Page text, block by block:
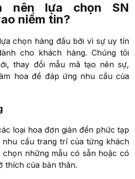
nên lựa chọn SN
niềm tin?
chọn hàng đầu bởi vì sự uy tín
cho khách hàng. Chúng tôi
thay đổi mẫu mã tạo nên sự,
hoa để đáp ứng nhu cầu của
loại hoa đơn giản đến phức tạp
cầu trang trí của từng khách
chọn những mẫu có sẵn hoặc có
thích của bản thân.